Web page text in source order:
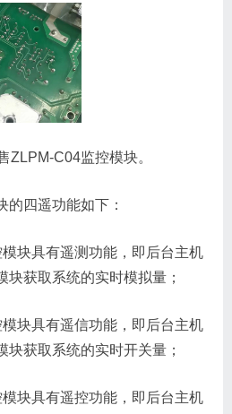
ZLPM-C04监控模块。
的四遥功能如下：
块具有遥测功能，即后台主机
获取系统的实时模拟量；
块具有遥信功能，即后台主机
获取系统的实时开关量；
块具有遥控功能，即后台主机